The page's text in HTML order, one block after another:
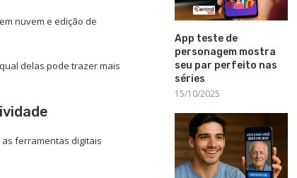
nuvem e edição de
delas pode trazer mais
ferramentas digitais
App teste de
personagem mostra
seu par perfeito nas
séries
15/10/2025